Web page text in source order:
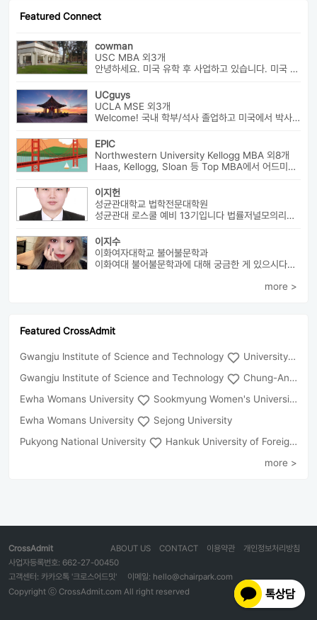
Featured Connect
cowman
USC MBA 외3개
안녕하세요. 미국 유학 후 사업하고 있습니다. 미국 유학 관련 전반...
UCguys
UCLA MSE 외3개
Welcome! 국내 학부/석사 졸업하고 미국에서 박사과정 재학중입니다. ...
EPIC
Northwestern University Kellogg MBA 외8개
Haas, Kellogg, Sloan 등 Top MBA에서 어드미션을 받았으며 21년 가을...
이지헌
성균관대학교 법학전문대학원
성균관대 로스쿨 예비 13기입니다 법률저널모의리트 전체3등으로 장학금 ...
이지수
이화여자대학교 불어불문학과
이화여대 불어불문학과에 대해 궁금한 게 있으시다면 번호로 연락 바랍니다...
more >
Featured CrossAdmit
Gwangju Institute of Science and Technology
University of Seoul
Gwangju Institute of Science and Technology
Chung-Ang University
Ewha Womans University
Sookmyung Women's University
Ewha Womans University
Sejong University
Pukyong National University
Hankuk University of Foreign Studies(Global Campus
more >
CrossAdmit 개인정보처리방침
이용약관
CONTACT
ABOUT US
사업자등록번호: 662-27-00450
고객센터: 카카오톡 '크로스어드밋'
이메일: hello@chairpark.com
Copyright ⓒ CrossAdmit.com All right reserved